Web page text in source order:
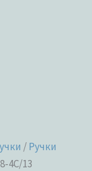
/Ручки
4С/13